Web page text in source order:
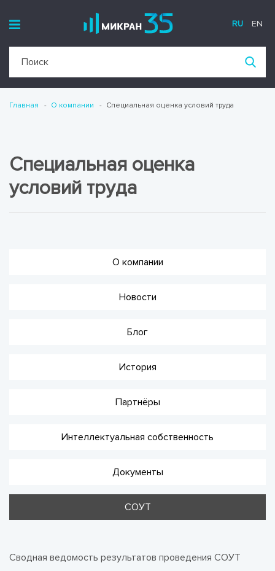
RU EN
Главная О компании Специальная оценка условий труда
Специальная оценка
условий труда
О компании
Новости
Блог
История
Партнёры
Интеллектуальная собственность
Документы
СОУТ
Сводная ведомость результатов проведения СОУТ